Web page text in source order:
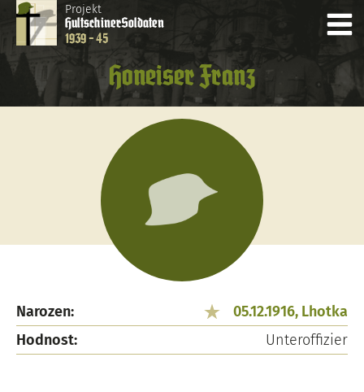
Projekt
HultschinerSoldaten
1939 - 45
Honeiser Franz
Narozen:
05.12.1916, Lhotka
Hodnost:
Unteroffizier